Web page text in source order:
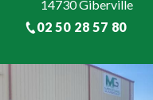
14730 Giberville
02 50 28 57 80